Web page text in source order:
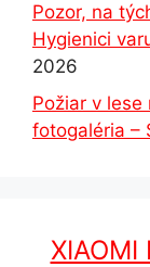
Pozor, na
Hygienici
2026
Požiar v lese
fotogaléria –
XIAOMI